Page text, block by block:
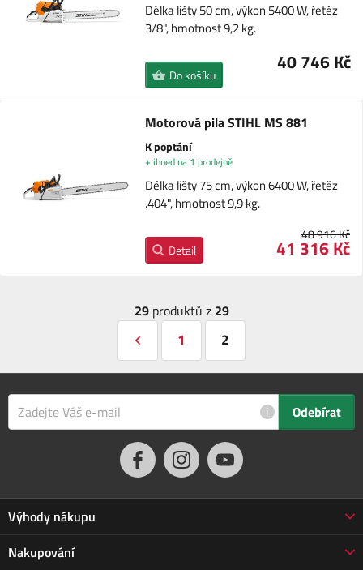
Délka lišty 50 cm, výkon 5400 W, řetěz
3/8", hmotnost 9,2 kg.
40 746 Kč
Do košíku
Motorová pila STIHL MS 881
K poptání
+ ihned na 1 prodejně
Délka lišty 75 cm, výkon 6400 W, řetěz
.404", hmotnost 9,9 kg.
48 916 Kč
41 316 Kč
Detail
29produktů z 29
1 2
i Odebírat
Výhody nákupu
Proč nakupovat u nás
Nakupování